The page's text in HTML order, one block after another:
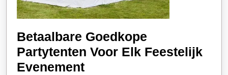
Betaalbare Goedkope
Partytenten Voor Elk Feestelijk
EvenementBetaalbare